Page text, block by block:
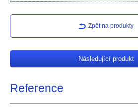
Zpět na produkty
Následující produkt
Reference